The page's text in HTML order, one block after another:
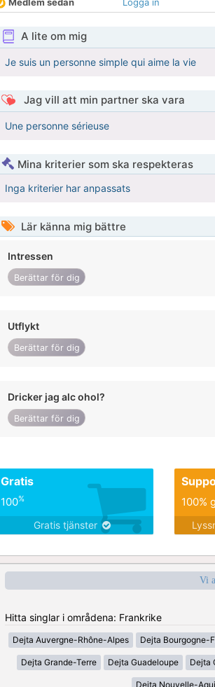
A lite om mig
Je suis un personne simple qui aime la vie
Jag vill att min partner ska vara
Une personne sérieuse
Mina kriterier som ska respekteras
Inga kriterier har anpassats
Lär känna mig bättre
Intressen
Berättar för dig
Utflykt
Berättar för dig
Dricker jag alc ohol?
Berättar för dig
Gratis
100%
Gratis tjänster
100%
Vi
Hitta singlar i områdena: Frankrike
Dejta Auvergne-Rhône-Alpes Dejta Bourgogne-
Dejta Grande-Terre Dejta Guadeloupe Dejta
Dejta Nouvelle-